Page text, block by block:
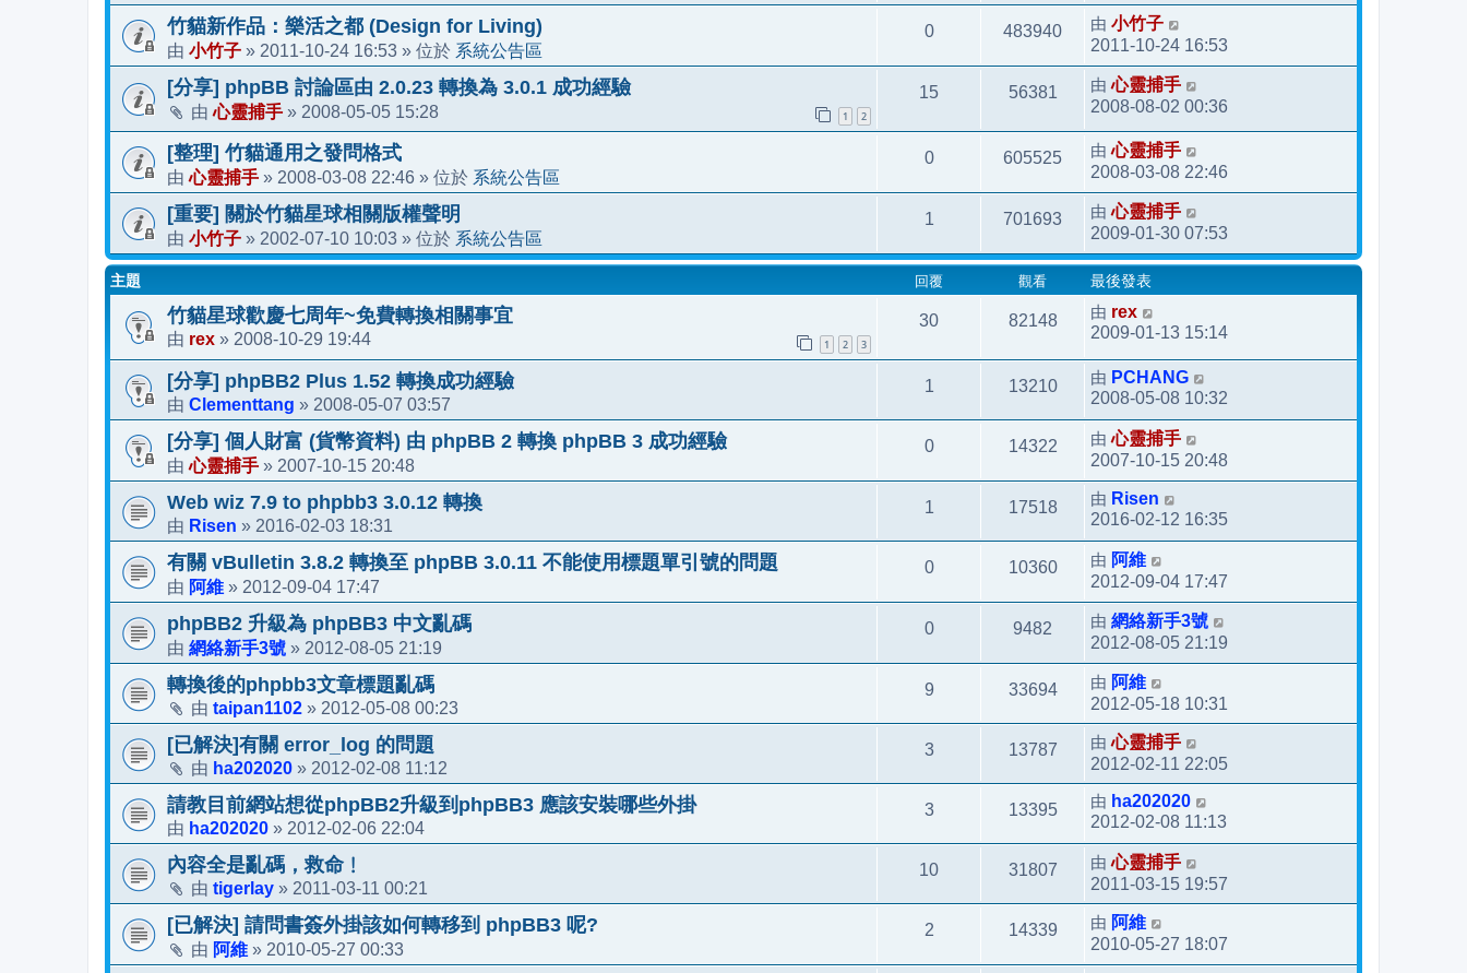
竹貓新作品：樂活之都 (Design for Living)
由 小竹子 » 2011-10-24 16:53 » 位於 系統公告區
0 483940 由 小竹子
2011-10-24 16:53
[分享] phpBB 討論區由 2.0.23 轉換為 3.0.1 成功經驗
由心靈捕手 » 2008-05-05 15:28 1 2
15 56381 由心靈捕手
2008-08-02 00:36
[整理] 竹貓通用之發問格式
由心靈捕手 » 2008-03-08 22:46 » 位於 系統公告區
0 605525 由心靈捕手
2008-03-08 22:46
[重要] 關於竹貓星球相關版權聲明
由 小竹子 » 2002-07-10 10:03 » 位於 系統公告區
1 701693 由心靈捕手
2009-01-30 07:53
主題 回覆 觀看 最後發表
竹貓星球歡慶七周年~免費轉換相關事宜
由 rex » 2008-10-29 19:44 1 2 3
30 82148 由 rex
2009-01-13 15:14
[分享] phpBB2 Plus 1.52 轉換成功經驗
由 Clementtang » 2008-05-07 03:57
1 13210 由 PCHANG
2008-05-08 10:32
[分享] 個人財富 (貨幣資料) 由 phpBB 2 轉換 phpBB 3 成功經驗
由心靈捕手 » 2007-10-15 20:48
0 14322 由心靈捕手
2007-10-15 20:48
Web wiz 7.9 to phpbb3 3.0.12 轉換
由 Risen » 2016-02-03 18:31
1 17518 由 Risen
2016-02-12 16:35
有關 vBulletin 3.8.2 轉換至 phpBB 3.0.11 不能使用標題單引號的問題
由 阿維 » 2012-09-04 17:47
0 10360 由 阿維
2012-09-04 17:47
phpBB2 升級為 phpBB3 中文亂碼
由 網絡新手3號 » 2012-08-05 21:19
0 9482 由 網絡新手3號
2012-08-05 21:19
轉換後的phpbb3文章標題亂碼
由 taipan1102 » 2012-05-08 00:23
9 33694 由 阿維
2012-05-18 10:31
[已解決]有關 error_log 的問題
由 ha202020 » 2012-02-08 11:12
3 13787 由心靈捕手
2012-02-11 22:05
請教目前網站想從phpBB2升級到phpBB3 應該安裝哪些外掛
由 ha202020 » 2012-02-06 22:04
3 13395 由 ha202020
2012-02-08 11:13
內容全是亂碼，救命﹗
由 tigerlay » 2011-03-11 00:21
10 31807 由心靈捕手
2011-03-15 19:57
[已解決] 請問書簽外掛該如何轉移到 phpBB3 呢?
由 阿維 » 2010-05-27 00:33
2 14339 由 阿維
2010-05-27 18:07